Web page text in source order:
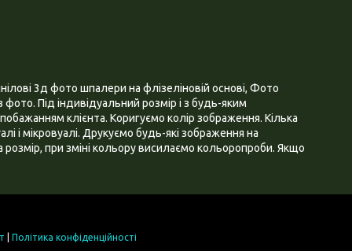
3д фото шпалери на флізеліновій основі, Фото
Під індивідуальний розмір і з будь-яким
клієнта. Коригуємо колір зображення. Кілька
і мікровуалі. Друкуємо будь-які зображення на
при зміні кольору висилаємо кольоропроби. Якщо
Політика конфіденційності